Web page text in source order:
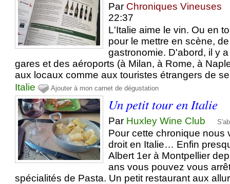
Par Chroniques Vineuses
22:37
L'Italie aime le vin. Ou en
pour le mettre en scène,
gastronomie. D'abord, il y
gares et des aéroports (à Milan, à Rome, à
aux locaux comme aux touristes étrangers de
Italie
Ajouter à mon carnet de dégustation
Un petit tour en Italie
Par Huxley Wine Club
Pour cette chronique nous
droit en Italie… Enfin
Albert 1er à Montpellier
ans vous pouvez vous
spécialités de Pasta. Un petit restaurant aux